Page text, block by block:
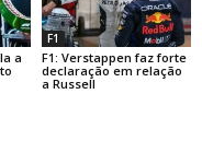
a
F1
F1: Verstappen faz forte
declaração em relação
a Russell